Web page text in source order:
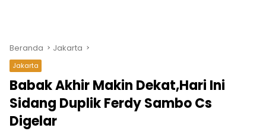
Beranda Jakarta
Jakarta
Babak Akhir Makin Dekat,Hari Ini
Sidang Duplik Ferdy Sambo Cs
Digelar